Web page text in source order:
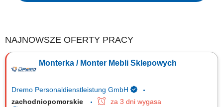
NAJNOWSZE OFERTY PRACY
Monterka / Monter Mebli Sklepowych
Dremo Personaldienstleistung GmbH
zachodniopomorskie
za 3 dni wygasa